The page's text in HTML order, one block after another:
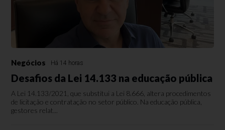
Negócios Há 14 horas
Desafios da Lei 14.133 na educação pública
A Lei 14.133/2021, que substitui a Lei 8.666, altera procedimentos
de licitação e contratação no setor público. Na educação pública,
gestores relat...